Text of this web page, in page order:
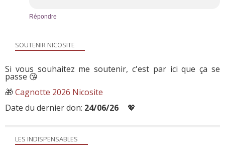
Répondre
LES INDISPENSABLES
SOUTENIR NICOSITE
Si vous souhaitez me soutenir, c'est par ici que ça se
passe 😘
🎁 Cagnotte 2026 Nicosite
Date du dernier don: 24/06/26 💖